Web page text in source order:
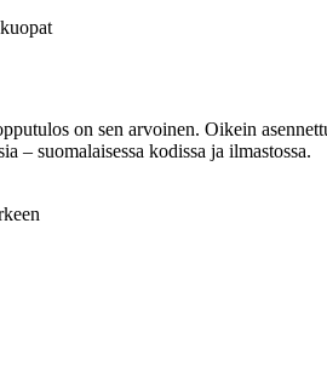
on sen arvoinen. Oikein
– suomalaisessa kodissa ja ilmastossa.